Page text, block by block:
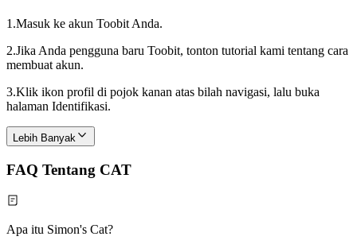
1.Masuk ke akun Toobit Anda.
2.Jika Anda pengguna baru Toobit, tonton tutorial kami tentang cara
membuat akun.
3.Klik ikon profil di pojok kanan atas bilah navigasi, lalu buka
halaman Identifikasi.
Lebih Banyak
FAQ Tentang CAT
Apa itu Simon's Cat?